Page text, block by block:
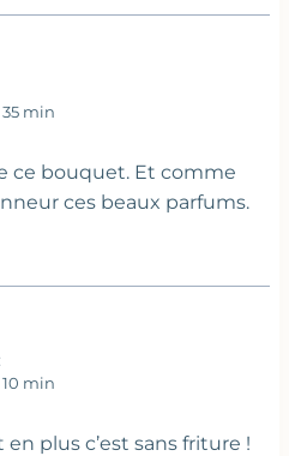
35 min
ce bouquet. Et comme
ces beaux parfums.
10 min
plus c’est sans friture !